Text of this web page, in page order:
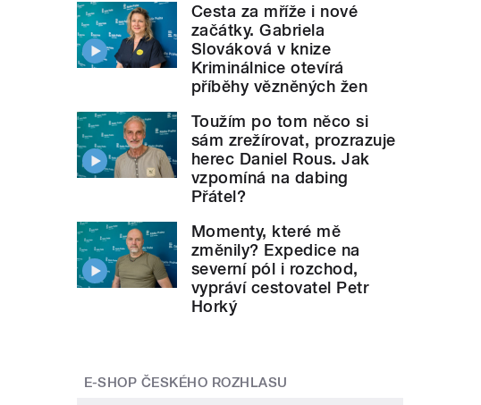
Cesta za mříže i nové
začátky. Gabriela
Slováková v knize
Kriminálnice otevírá
příběhy vězněných žen
Toužím po tom něco si
sám zrežírovat, prozrazuje
herec Daniel Rous. Jak
vzpomíná na dabing
Přátel?
Momenty, které mě
změnily? Expedice na
severní pól i rozchod,
vypráví cestovatel Petr
Horký
E-SHOP ČESKÉHO ROZHLASU